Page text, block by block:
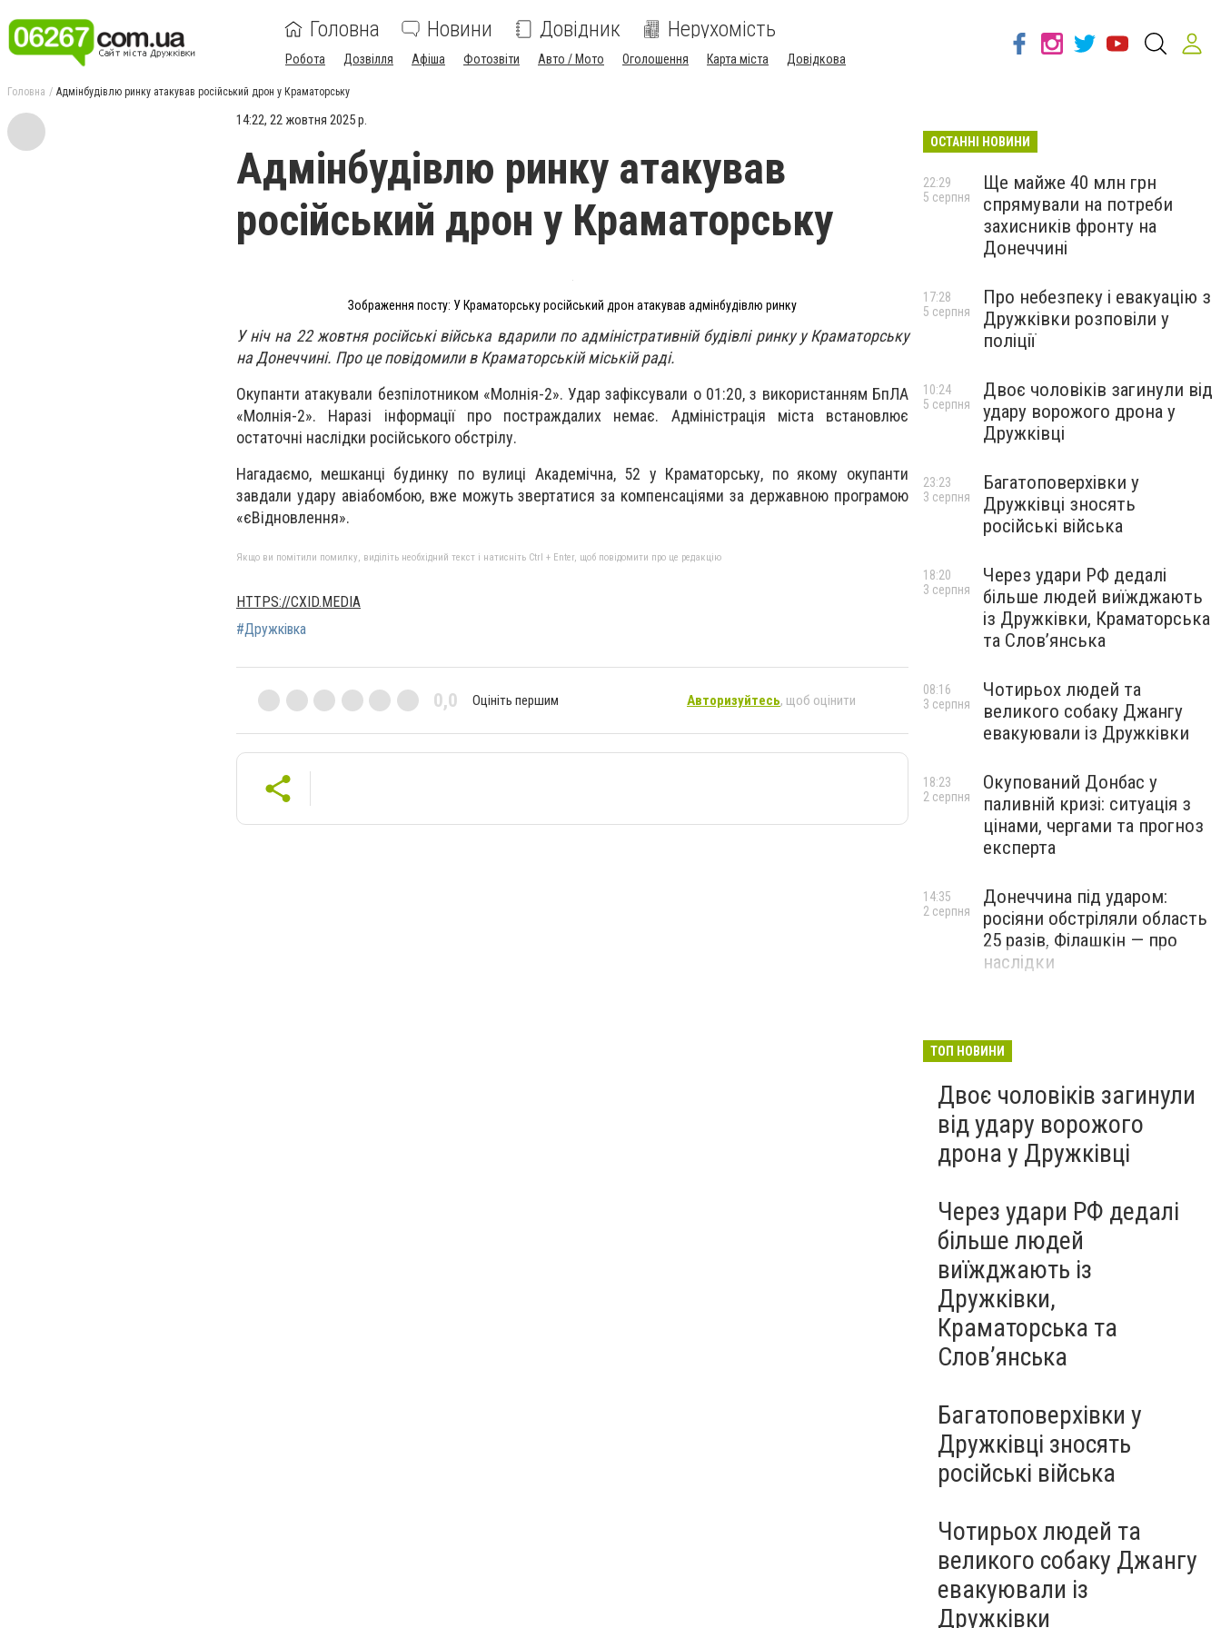
Головна Новини Довідник Нерухомість
Робота Дозвілля Афіша Фотозвіти Авто / Мото Оголошення Карта міста Довідкова
Головна Адмінбудівлю ринку атакував російський дрон у Краматорську
14:22, 22 жовтня 2025 р.
Адмінбудівлю ринку атакував
російський дрон у Краматорську
Зображення посту: У Краматорську російський дрон атакував адмінбудівлю ринку
У ніч на 22 жовтня російські війська вдарили по адміністративній будівлі ринку у Краматорську
на Донеччині. Про це повідомили в Краматорській міській раді.
Окупанти атакували безпілотником «Молнія-2». Удар зафіксували о 01:20, з використанням БпЛА
«Молнія-2». Наразі інформації про постраждалих немає. Адміністрація міста встановлює
остаточні наслідки російського обстрілу.
Нагадаємо, мешканці будинку по вулиці Академічна, 52 у Краматорську, по якому окупанти
завдали удару авіабомбою, вже можуть звертатися за компенсаціями за державною програмою
«єВідновлення».
Якщо ви помітили помилку, виділіть необхідний текст і натисніть Ctrl + Enter, щоб повідомити про це редакцію
HTTPS://CXID.MEDIA
#Дружківка
0,0 Оцініть першим Авторизуйтесь, щоб оцінити
ОСТАННІ НОВИНИ
Ще майже 40 млн грн
спрямували на потреби
захисників фронту на
Донеччині
22:29
5 серпня
Про небезпеку і евакуацію з
Дружківки розповіли у
поліції
17:28
5 серпня
Двоє чоловіків загинули від
удару ворожого дрона у
Дружківці
10:24
5 серпня
Багатоповерхівки у
Дружківці зносять
російські війська
23:23
3 серпня
Через удари РФ дедалі
більше людей виїжджають
із Дружківки, Краматорська
та Слов’янська
18:20
3 серпня
Чотирьох людей та
великого собаку Джангу
евакуювали із Дружківки
08:16
3 серпня
Окупований Донбас у
паливній кризі: ситуація з
цінами, чергами та прогноз
експерта
18:23
2 серпня
Донеччина під ударом:
росіяни обстріляли область
25 разів, Філашкін — про
наслідки
14:35
2 серпня
ТОП НОВИНИ
Двоє чоловіків загинули
від удару ворожого
дрона у Дружківці
Через удари РФ дедалі
більше людей
виїжджають із
Дружківки,
Краматорська та
Слов’янська
Багатоповерхівки у
Дружківці зносять
російські війська
Чотирьох людей та
великого собаку Джангу
евакуювали із
Дружківки